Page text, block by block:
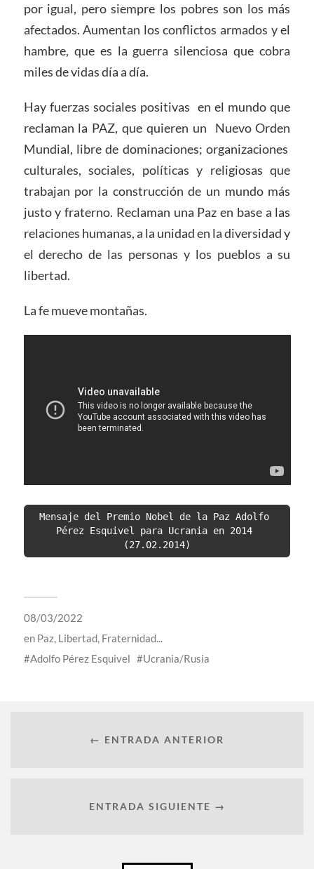
por igual, pero siempre los pobres son los más
afectados. Aumentan los conflictos armados y el
hambre, que es la guerra silenciosa que cobra
miles de vidas día a día.
Hay fuerzas sociales positivas en el mundo que
reclaman la PAZ, que quieren un Nuevo Orden
Mundial, libre de dominaciones; organizaciones
culturales, sociales, políticas y religiosas que
trabajan por la construcción de un mundo más
justo y fraterno. Reclaman una Paz en base a las
relaciones humanas, a la unidad en la diversidad y
el derecho de las personas y los pueblos a su
libertad.
La fe mueve montañas.
Mensaje del Premio Nobel de la Paz Adolfo
Pérez Esquivel para Ucrania en 2014
(27.02.2014)
08/03/2022
en Paz, Libertad, Fraternidad...
Adolfo Pérez Esquivel
Ucrania/Rusia
← ENTRADA ANTERIOR
ENTRADA SIGUIENTE →